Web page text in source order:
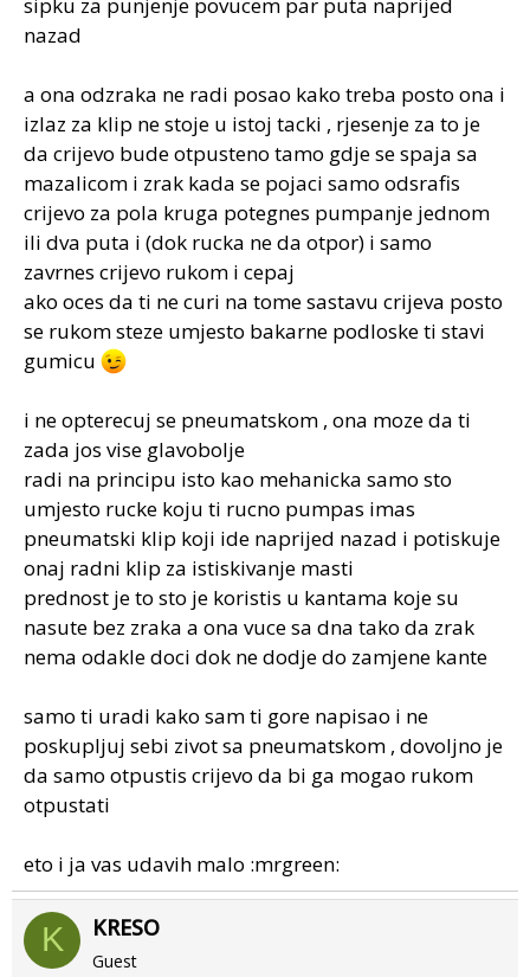
nazad
a ona odzraka ne radi posao kako treba posto ona i
izlaz za klip ne stoje u istoj tacki , rjesenje za to je
da crijevo bude otpusteno tamo gdje se spaja sa
mazalicom i zrak kada se pojaci samo odsrafis
crijevo za pola kruga potegnes pumpanje jednom
ili dva puta i (dok rucka ne da otpor) i samo
zavrnes crijevo rukom i cepaj
ako oces da ti ne curi na tome sastavu crijeva posto
se rukom steze umjesto bakarne podloske ti stavi
gumicu
i ne opterecuj se pneumatskom , ona moze da ti
zada jos vise glavobolje
radi na principu isto kao mehanicka samo sto
umjesto rucke koju ti rucno pumpas imas
pneumatski klip koji ide naprijed nazad i potiskuje
onaj radni klip za istiskivanje masti
prednost je to sto je koristis u kantama koje su
nasute bez zraka a ona vuce sa dna tako da zrak
nema odakle doci dok ne dodje do zamjene kante
samo ti uradi kako sam ti gore napisao i ne
poskupljuj sebi zivot sa pneumatskom , dovoljno je
da samo otpustis crijevo da bi ga mogao rukom
otpustati
eto i ja vas udavih malo :mrgreen:
K KRESO
Guest